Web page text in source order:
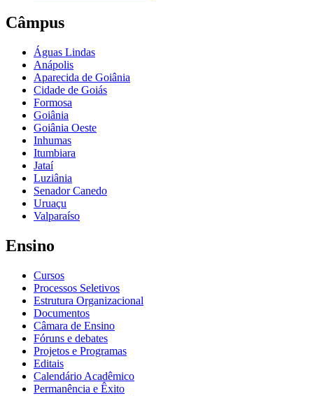
Câmpus
Águas Lindas
Anápolis
Aparecida de Goiânia
Cidade de Goiás
Formosa
Goiânia
Goiânia Oeste
Inhumas
Itumbiara
Jataí
Luziânia
Senador Canedo
Uruaçu
Valparaíso
Ensino
Cursos
Processos Seletivos
Estrutura Organizacional
Documentos
Câmara de Ensino
Fóruns e debates
Projetos e Programas
Editais
Calendário Acadêmico
Permanência e Êxito